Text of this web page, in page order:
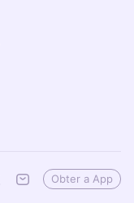
Obter a App